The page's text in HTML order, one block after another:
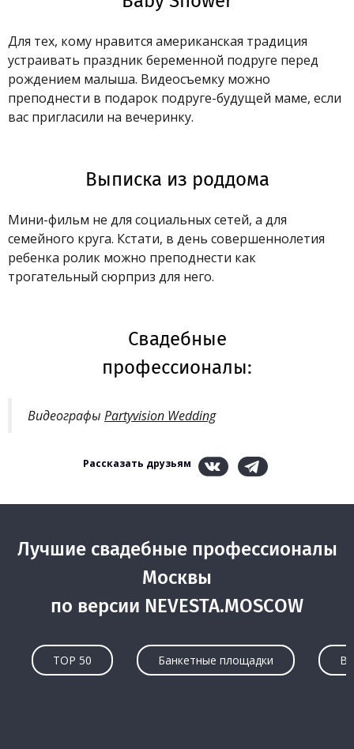
Для тех, кому нравится американская традиция
устраивать праздник беременной подруге перед
рождением малыша. Видеосъемку можно
преподнести в подарок подруге-будущей маме, если
вас пригласили на вечеринку.
Выписка из роддома
Мини-фильм не для социальных сетей, а для
семейного круга. Кстати, в день совершеннолетия
ребенка ролик можно преподнести как
трогательный сюрприз для него.
Свадебные
профессионалы:
Видеографы Partyvision Wedding
Рассказать друзьям
Лучшие свадебные профессионалы
Москвы
по версии NEVESTA.MOSCOW
TOP 50 Банкетные площадки